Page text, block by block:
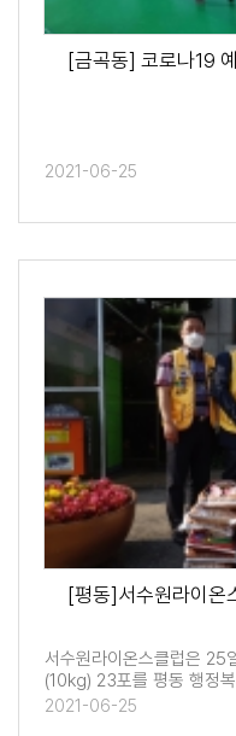
[금곡동] 코로나19
2021-06-25
[평동]서수원라이온
서수원라이온스클럽은 25
(10kg) 23포를 평동 행정
2021-06-25